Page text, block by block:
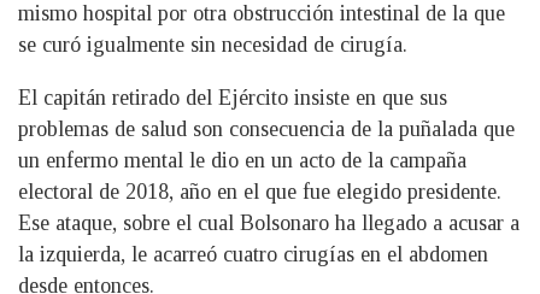
mismo hospital por otra obstrucción intestinal de la que
se curó igualmente sin necesidad de cirugía.
El capitán retirado del Ejército insiste en que sus
problemas de salud son consecuencia de la puñalada que
un enfermo mental le dio en un acto de la campaña
electoral de 2018, año en el que fue elegido presidente.
Ese ataque, sobre el cual Bolsonaro ha llegado a acusar a
la izquierda, le acarreó cuatro cirugías en el abdomen
desde entonces.